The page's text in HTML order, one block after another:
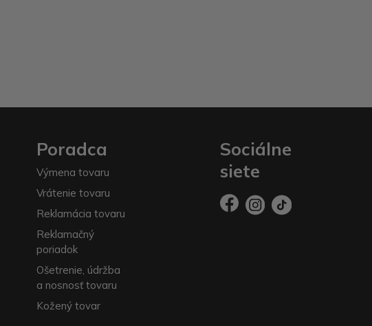
Poradca
Výmena tovaru
Vrátenie tovaru
Reklamácia tovaru
Reklamačný
poriadok
Ošetrenie, údržba
a nosnosť tovaru
Kožený tovar
Sociálne
siete